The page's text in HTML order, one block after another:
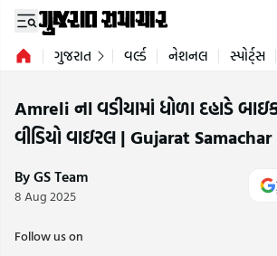
ગુજરાત વર્લ્ડ નેશનલ સ્પોર્ટ્સ
Amreli ના વડીયામાં ધોળા દહાડે
વીડિયો વાઇરલ | Gujarat Samachar
By GS Team
8 Aug 2025
Follow us on